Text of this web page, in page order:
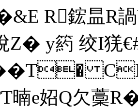
R鋐昷R
Z� y箹 绞I猐
T暔e妱Q欠